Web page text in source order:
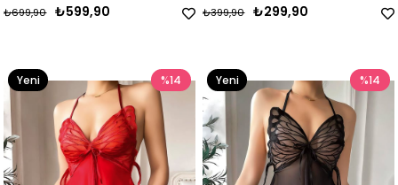
₺599,90
₺699,90 ₺299,90
₺399,90
%14
Yeni
%14
Yeni